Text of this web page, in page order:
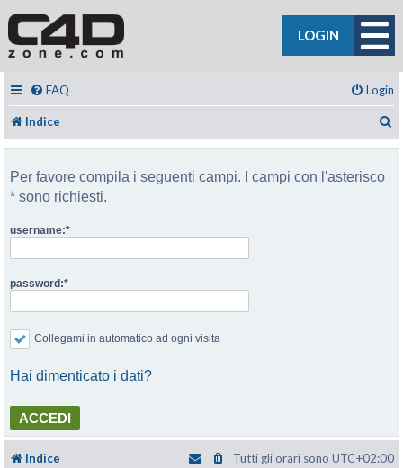
LOGIN
FAQ Login
Indice
Per favore compila i seguenti campi. I campi con l'asterisco
* sono richiesti.
username:
password:
Collegami in automatico ad ogni visita
Hai dimenticato i dati?
Indice Tutti gli orari sono UTC+02:00